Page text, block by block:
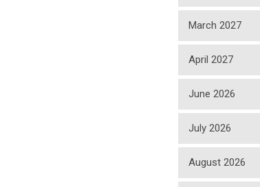
March 2027
April 2027
June 2026
July 2026
August 2026